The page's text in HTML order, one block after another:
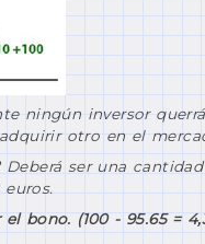
ningún inversor
otro en el
Deberá ser una
bono. (100 - 95.65 =